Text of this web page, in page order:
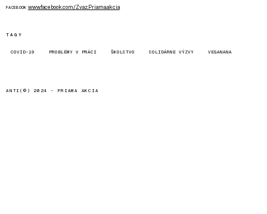
FACEBOOK www.facebook.com/Zvaz.Priama.akcia
TAGY
COVID-19 PROBLÉMY V PRÁCI ŠKOLSTVO SOLIDÁRNE VÝZVY VEGANANA
ANTI(©) 2024 - PRIAMA AKCIA